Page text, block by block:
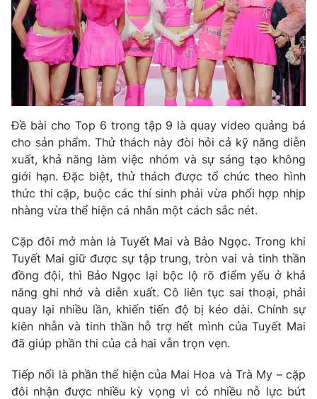
Hậu trường
Nhân vật
Khán giả
Giải sao mai
Giải trí
Điện ảnh
Âm nhạc
Sao
Đời sống
Du lịch
Làm đẹp
Chất lượng cuộc sống
Giáo dục
Tuyển sinh
Học trực tuyến
Công nghệ
Hitech Công nghệ tương lai
Sản phẩm
Thị trường
Tư vấn
Giao lưu trực tuyến
Lịch phát sóng
Chuyên mục khác
Emagazine Podcast
Photo Infographic
Video Shorts video
Đề bài cho Top 6 trong tập 9 là quay video quảng bá
cho sản phẩm. Thử thách này đòi hỏi cả kỹ năng diễn
xuất, khả năng làm việc nhóm và sự sáng tạo không
giới hạn. Đặc biệt, thử thách được tổ chức theo hình
thức thi cặp, buộc các thí sinh phải vừa phối hợp nhịp
nhàng vừa thể hiện cá nhân một cách sắc nét.
Cặp đôi mở màn là Tuyết Mai và Bảo Ngọc. Trong khi
Tuyết Mai giữ được sự tập trung, tròn vai và tinh thần
đồng đội, thì Bảo Ngọc lại bộc lộ rõ điểm yếu ở khả
năng ghi nhớ và diễn xuất. Cô liên tục sai thoại, phải
quay lại nhiều lần, khiến tiến độ bị kéo dài. Chính sự
kiên nhẫn và tinh thần hỗ trợ hết mình của Tuyết Mai
đã giúp phần thi của cả hai vẫn trọn vẹn.
Tiếp nối là phần thể hiện của Mai Hoa và Trà My – cặp
đôi nhận được nhiều kỳ vọng vì có nhiều nỗ lực bứt